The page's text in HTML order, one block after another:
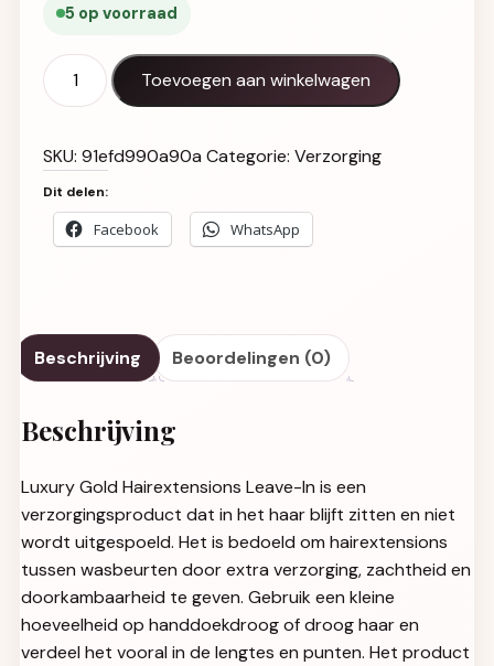
5 op voorraad
Luxury Gold Hairextensions Leave-In aantal
Toevoegen aan winkelwagen
SKU: 91efd990a90a Categorie: Verzorging
Dit delen:
Facebook WhatsApp
Beschrijving Beoordelingen (0)
Beschrijving
Luxury Gold Hairextensions Leave-In is een
verzorgingsproduct dat in het haar blijft zitten en niet
wordt uitgespoeld. Het is bedoeld om hairextensions
tussen wasbeurten door extra verzorging, zachtheid en
doorkambaarheid te geven. Gebruik een kleine
hoeveelheid op handdoekdroog of droog haar en
verdeel het vooral in de lengtes en punten. Het product